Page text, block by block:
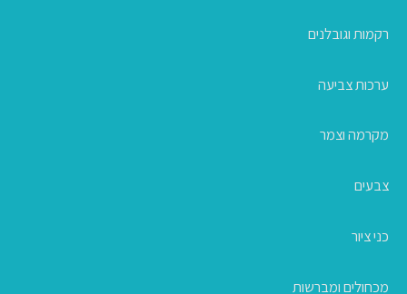
רקמות וגובלנים
ערכות צביעה
מקרמה וצמר
צבעים
כני ציור
מכחולים ומברשות